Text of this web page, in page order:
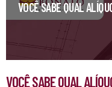
VOCÊ SABE QUAL
VOCÊ SABE QUAL